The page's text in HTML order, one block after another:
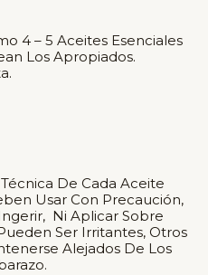
4 – 5 Aceites Esenciales
Los Apropiados.
De Cada Aceite
Usar Con Precaución,
Ni Aplicar Sobre
Ser Irritantes, Otros
Alejados De Los